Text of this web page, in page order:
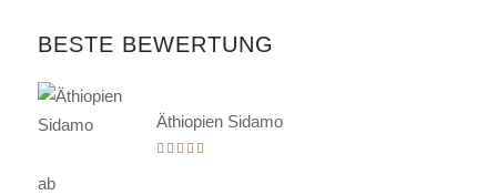
BESTE BEWERTUNG
Äthiopien Sidamo
ab